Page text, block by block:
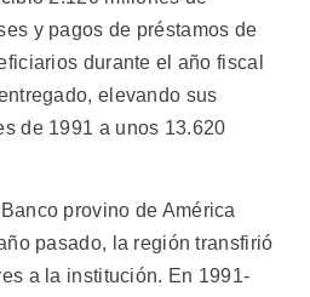
y pagos de préstamos de
durante el año fiscal
elevando sus
de 1991 a unos 13.620
provino de América
pasado, la región transfirió
a la institución. En 1991-